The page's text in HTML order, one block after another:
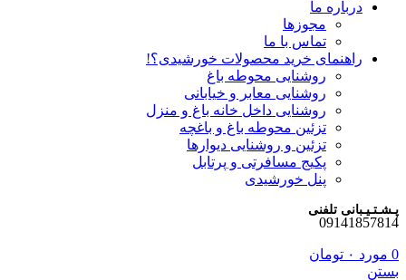
درباره ما
مجوزها
تماس با ما
راهنمای خرید محصولات خورشیدی؟!
روشنایی محوطه باغ
روشنایی معابر و خیابانی
روشنایی داخل خانه باغ و منزل
تزئین محوطه باغ و باغچه
تزئین و روشنایی دیوارها
پکیج مسافرتی و پرتابل
پنل خورشیدی
پـشـتـیـبانی تلفنی
09141857814
0 مورد ۰ تومان
بستن